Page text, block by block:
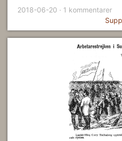
2018-06-20 · 1 kommentarer